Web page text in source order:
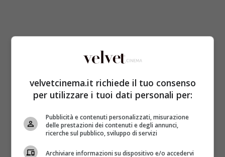
velvetcinema.it richiede il tuo consenso
per utilizzare i tuoi dati personali per:
Pubblicità e contenuti personalizzati, misurazione
delle prestazioni dei contenuti e degli annunci,
ricerche sul pubblico, sviluppo di servizi
Archiviare informazioni su dispositivo e/o accedervi